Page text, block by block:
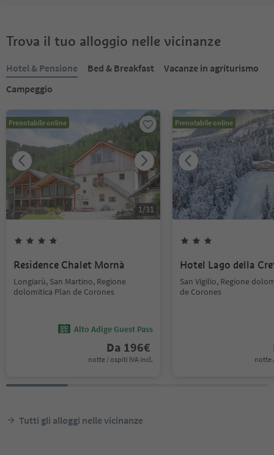
Trova il tuo alloggio nelle vicinanze
Hotel & Pensione Bed & Breakfast
Vacanze in agriturismo
Campeggio
Prenotabile online
1/31
Residence Chalet Mornà
Longiarù, San Martino, Regione
dolomitica Plan de Corones
Alto Adige Guest Pass
Da 196€
notte / ospiti IVA incl.
Prenotabile online
Hotel Lago della
San Vigilio, Regione
de Corones
notte
Tutti gli alloggi nelle vicinanze